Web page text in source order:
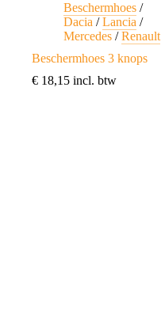
Beschermhoes /
Dacia /Lancia /
Mercedes /Renault
Beschermhoes 3 knops
€ 18,15 incl. btw